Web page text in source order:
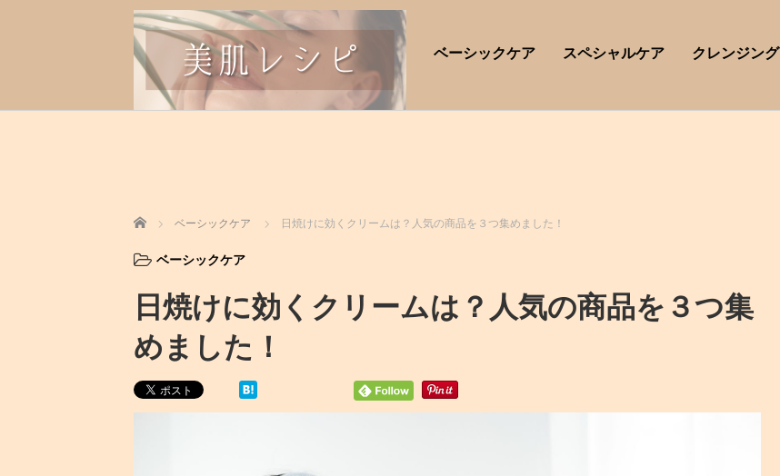
ベーシックケア スペシャルケア クレンジング
ホーム ベーシックケア 日焼けに効くクリームは？人気の商品を３つ集めました！
ベーシックケア
日焼けに効くクリームは？人気の商品を３つ集
めました！